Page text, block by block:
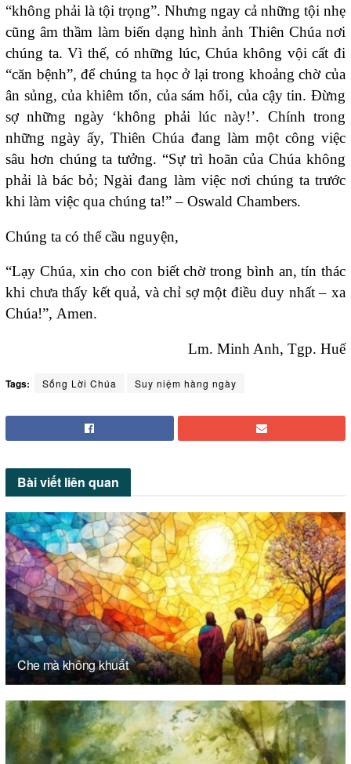
“không phải là tội trọng”. Nhưng ngay cả những tội nhẹ
cũng âm thầm làm biến dạng hình ảnh Thiên Chúa nơi
chúng ta. Vì thế, có những lúc, Chúa không vội cất đi
“căn bệnh”, để chúng ta học ở lại trong khoảng chờ của
ân sủng, của khiêm tốn, của sám hối, của cậy tin. Đừng
sợ những ngày ‘không phải lúc này!’. Chính trong
những ngày ấy, Thiên Chúa đang làm một công việc
sâu hơn chúng ta tưởng. “Sự trì hoãn của Chúa không
phải là bác bỏ; Ngài đang làm việc nơi chúng ta trước
khi làm việc qua chúng ta!” – Oswald Chambers.
Chúng ta có thể cầu nguyện,
“Lạy Chúa, xin cho con biết chờ trong bình an, tín thác
khi chưa thấy kết quả, và chỉ sợ một điều duy nhất – xa
Chúa!”, Amen.
Lm. Minh Anh, Tgp. Huế
Tags: Sống Lời Chúa Suy niệm hàng ngày
Bài viết liên quan
Che mà không khuất